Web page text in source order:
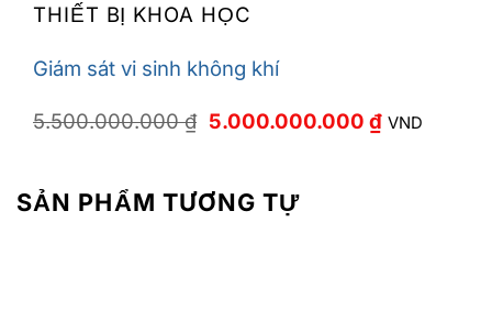
THIẾT BỊ KHOA HỌC
Giám sát vi sinh không khí
5.500.000.000₫ Giá
5.000.000.000 ₫Giá
hiện
VND
SẢN PHẨM TƯƠNG TỰ